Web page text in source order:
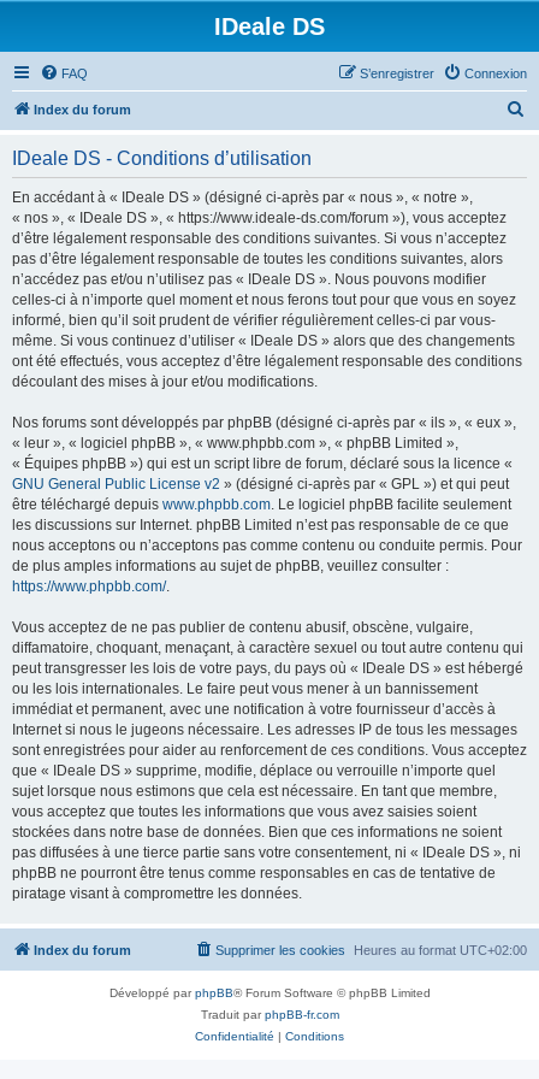
IDeale DS
FAQ Connexion
S’enregistrer
Index du forum
IDeale DS - Conditions d’utilisation
En accédant à « IDeale DS » (désigné ci-après par « nous », « notre »,
« nos », « IDeale DS », « https://www.ideale-ds.com/forum »), vous acceptez
d’être légalement responsable des conditions suivantes. Si vous n’acceptez
pas d’être légalement responsable de toutes les conditions suivantes, alors
n’accédez pas et/ou n’utilisez pas « IDeale DS ». Nous pouvons modifier
celles-ci à n’importe quel moment et nous ferons tout pour que vous en soyez
informé, bien qu’il soit prudent de vérifier régulièrement celles-ci par vous-
même. Si vous continuez d’utiliser « IDeale DS » alors que des changements
ont été effectués, vous acceptez d’être légalement responsable des conditions
découlant des mises à jour et/ou modifications.
Nos forums sont développés par phpBB (désigné ci-après par « ils », « eux »,
« leur », « logiciel phpBB », « www.phpbb.com », « phpBB Limited »,
« Équipes phpBB ») qui est un script libre de forum, déclaré sous la licence «
GNU General Public License v2 » (désigné ci-après par « GPL ») et qui peut
être téléchargé depuis www.phpbb.com. Le logiciel phpBB facilite seulement
les discussions sur Internet. phpBB Limited n’est pas responsable de ce que
nous acceptons ou n’acceptons pas comme contenu ou conduite permis. Pour
de plus amples informations au sujet de phpBB, veuillez consulter :
https://www.phpbb.com/.
Vous acceptez de ne pas publier de contenu abusif, obscène, vulgaire,
diffamatoire, choquant, menaçant, à caractère sexuel ou tout autre contenu qui
peut transgresser les lois de votre pays, du pays où « IDeale DS » est hébergé
ou les lois internationales. Le faire peut vous mener à un bannissement
immédiat et permanent, avec une notification à votre fournisseur d’accès à
Internet si nous le jugeons nécessaire. Les adresses IP de tous les messages
sont enregistrées pour aider au renforcement de ces conditions. Vous acceptez
que « IDeale DS » supprime, modifie, déplace ou verrouille n’importe quel
sujet lorsque nous estimons que cela est nécessaire. En tant que membre,
vous acceptez que toutes les informations que vous avez saisies soient
stockées dans notre base de données. Bien que ces informations ne soient
pas diffusées à une tierce partie sans votre consentement, ni « IDeale DS », ni
phpBB ne pourront être tenus comme responsables en cas de tentative de
piratage visant à compromettre les données.
Index du forum Heures au format UTC+02:00
Supprimer les cookies
Développé parphpBB® Forum Software © phpBB Limited
Traduit parphpBB-fr.com
Confidentialité | Conditions